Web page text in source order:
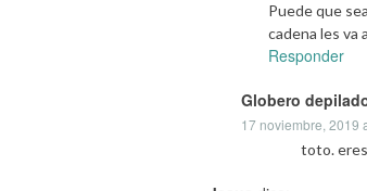
Puede que
cadena les va
Responder
Globero
17 noviembre, 2019
toto.